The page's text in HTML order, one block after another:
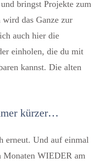
bringst Projekte zum
das Ganze zur
auch hier die
einholen, die du mit
kannst. Die alten
kürzer…
erneut. Und auf einmal
Monaten WIEDER am